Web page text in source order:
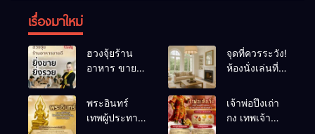
เรื่องมาใหม่
ฮวงจุ้ยร้าน
อาหาร ขายดี
เคล็ดลับปรับ
ดวง ปรับร้าน
ให้ลูกค้าแน่น
จุดที่ควรระวัง!
ห้องนั่งเล่นที่
พลังชีวิต
พระอินทร์
เทพผู้ประทาน
เจ้าพ่อปึงเถ่า
กง เทพเจ้า